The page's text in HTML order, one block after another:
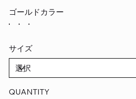
ゴールドカラー
サイズ
QUANTITY